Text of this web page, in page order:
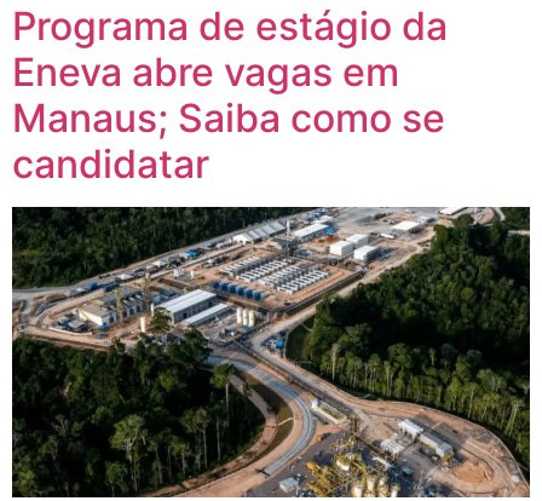
Programa de estágio da
Eneva abre vagas em
Manaus; Saiba como se
candidatar